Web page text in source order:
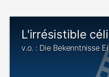
L'irrésistible
v.o. : Die Bekenntnisse